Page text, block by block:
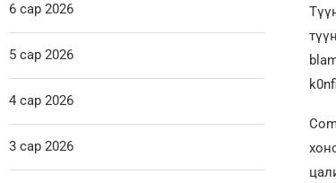
6 сар 2026
5 сар 2026
4 сар 2026
3 сар 2026